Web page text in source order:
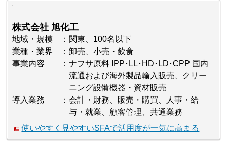
株式会社 旭化工
地域・規模
関東、100名以下
業種・業界
卸売、小売・飲食
事業内容
ナフサ原料 IPP･LL･HD･LD･CPP 国内
流通および海外製品輸入販売、クリー
ニング設備機器・資材販売
導入業務
会計・財務、販売・購買、人事・給
与・就業、顧客管理、共通業務
使いやすく見やすいSFAで活用度が一気に高まる